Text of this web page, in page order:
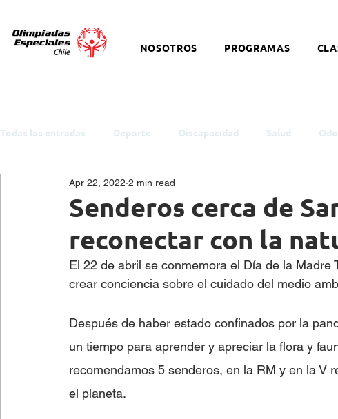
NOSOTROS PROGRAMAS
Todas las entradas Deporte Discapacidad Salud
ODS y Política Pública Empleo
Snowboard Equitación Discapacidad
Lectura fácil Fútbol Columnas de Opinión
Senderos cerca de
reconectar con la
Apr 22, 2022 2 min read
El 22 de abril se conmemora el Día de la
crear conciencia sobre el cuidado del medio
Después de haber estado confinados por la
un tiempo para aprender y apreciar la flora y
recomendamos 5 senderos, en la RM y en la V
el planeta.